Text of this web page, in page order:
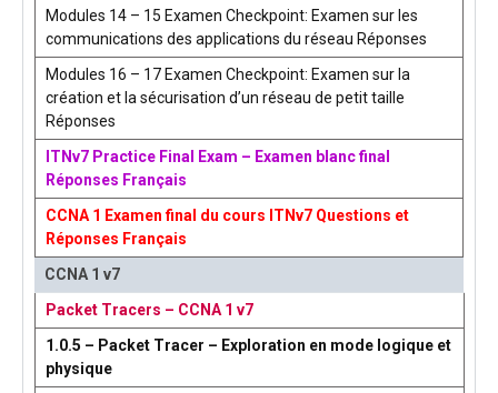
Modules 14 – 15 Examen Checkpoint: Examen sur les
communications des applications du réseau Réponses
Modules 16 – 17 Examen Checkpoint: Examen sur la
création et la sécurisation d’un réseau de petit taille
Réponses
ITNv7 Practice Final Exam – Examen blanc final
Réponses Français
CCNA 1 Examen final du cours ITNv7 Questions et
Réponses Français
CCNA 1 v7
Packet Tracers – CCNA 1 v7
1.0.5 – Packet Tracer – Exploration en mode logique et
physique